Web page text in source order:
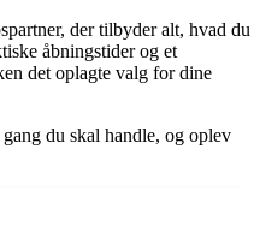
der tilbyder alt, hvad du
åbningstider og et
det oplagte valg for dine
du skal handle, og oplev